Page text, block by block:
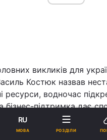
викликів для
Костюк назвав
ресурси, водночас
бізнес-підтримка дає
можливість планувати
в інфраструктуру та
RU
МОВА РОЗДІЛИ